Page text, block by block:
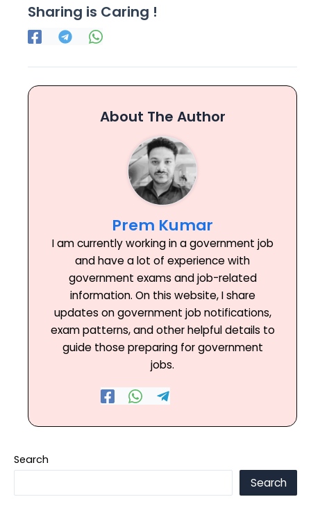
Sharing is Caring !
About The Author
Prem Kumar
I am currently working in a government job
and have a lot of experience with
government exams and job-related
information. On this website, I share
updates on government job notifications,
exam patterns, and other helpful details to
guide those preparing for government
jobs.
Search
Search